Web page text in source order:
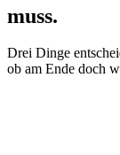
muss.
Drei Dinge
ob am Ende doch